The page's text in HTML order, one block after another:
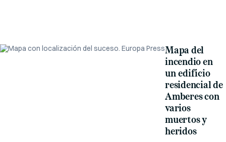
Mapa del
incendio en
un edificio
residencial de
Amberes con
varios
muertos y
heridos